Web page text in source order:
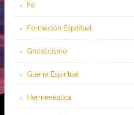
Fe
Formación Espiritual
Gnosticismo
Guerra Espiritual
Hermenéutica